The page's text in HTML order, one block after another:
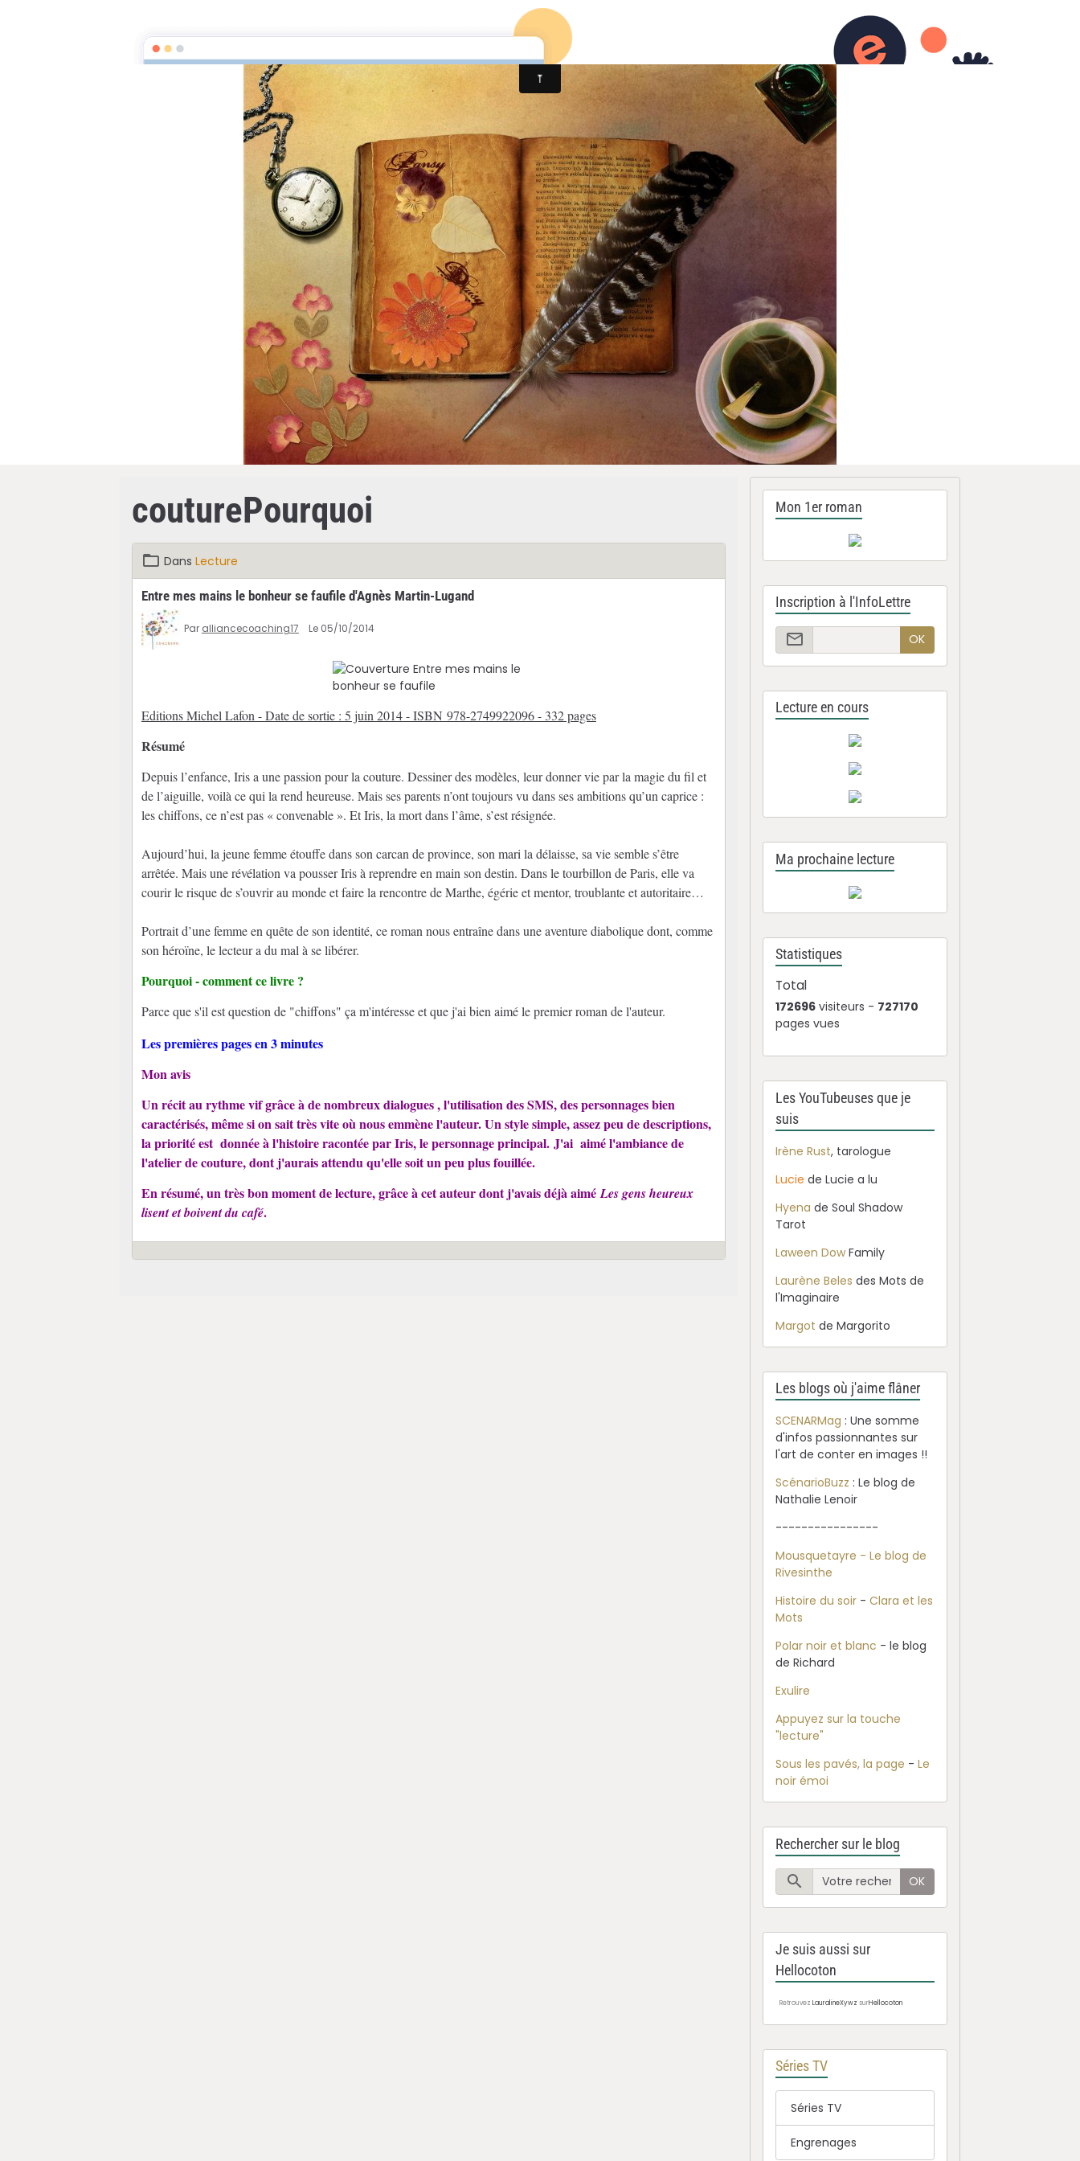
Mon blog Contact
couturePourquoi
Dans Lecture
Entre mes mains le bonheur se faufile d'Agnès Martin-Lugand
Par alliancecoaching17 Le 05/10/2014
Editions Michel Lafon - Date de sortie : 5 juin 2014 - ISBN 978-2749922096 - 332 pages
Résumé
Depuis l’enfance, Iris a une passion pour la couture. Dessiner des modèles, leur donner vie par la magie du fil et
de l’aiguille, voilà ce qui la rend heureuse. Mais ses parents n’ont toujours vu dans ses ambitions qu’un caprice :
les chiffons, ce n’est pas « convenable ». Et Iris, la mort dans l’âme, s’est résignée.
Aujourd’hui, la jeune femme étouffe dans son carcan de province, son mari la délaisse, sa vie semble s’être
arrêtée. Mais une révélation va pousser Iris à reprendre en main son destin. Dans le tourbillon de Paris, elle va
courir le risque de s’ouvrir au monde et faire la rencontre de Marthe, égérie et mentor, troublante et autoritaire…
Portrait d’une femme en quête de son identité, ce roman nous entraîne dans une aventure diabolique dont, comme
son héroïne, le lecteur a du mal à se libérer.
Pourquoi - comment ce livre ?
Parce que s'il est question de "chiffons" ça m'intéresse et que j'ai bien aimé le premier roman de l'auteur.
Les premières pages en 3 minutes
Mon avis
Un récit au rythme vif grâce à de nombreux dialogues , l'utilisation des SMS, des personnages bien
caractérisés, même si on sait très vite où nous emmène l'auteur. Un style simple, assez peu de descriptions,
la priorité est donnée à l'histoire racontée par Iris, le personnage principal. J'ai aimé l'ambiance de
l'atelier de couture, dont j'aurais attendu qu'elle soit un peu plus fouillée.
En résumé, un très bon moment de lecture, grâce à cet auteur dont j'avais déjà aimé Les gens heureux
lisent et boivent du café.
Mon 1er roman
Inscription à l'InfoLettre
OK
Lecture en cours
Ma prochaine lecture
Statistiques
Total
172696 visiteurs - 727170
pages vues
Les YouTubeuses que je
suis
Irène Rust, tarologue
Luciede Lucie a lu
Hyena de Soul Shadow
Tarot
Laween DowFamily
Laurène Beles des Mots de
l'Imaginaire
Margot de Margorito
Les blogs où j'aime flâner
SCENARMag : Une somme
d'infos passionnantes sur
l'art de conter en images !!
ScénarioBuzz : Le blog de
Nathalie Lenoir
----------------
Mousquetayre - Le blog de
Rivesinthe
Histoire du soir -Clara et les
Mots
Polar noir et blanc - le blog
de Richard
Exulire
Appuyez sur la touche
"lecture"
Sous les pavés, la page -Le
noir émoi
Rechercher sur le blog
OK
Je suis aussi sur
Hellocoton
RetrouvezLauralineXywz surHellocoton
Séries TV
Séries TV
Engrenages